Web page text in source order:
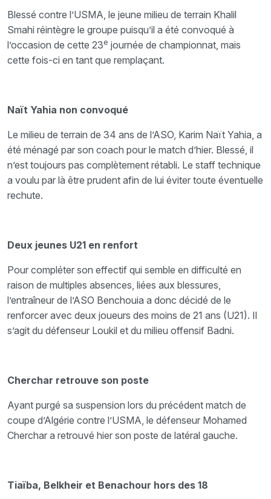
Blessé contre l’USMA, le jeune milieu de terrain Khalil
Smahi réintègre le groupe puisqu’il a été convoqué à
l’occasion de cette 23e journée de championnat, mais
cette fois-ci en tant que remplaçant.
Naït Yahia non convoqué
Le milieu de terrain de 34 ans de l’ASO, Karim Naït Yahia, a
été ménagé par son coach pour le match d’hier. Blessé, il
n’est toujours pas complètement rétabli. Le staff technique
a voulu par là être prudent afin de lui éviter toute éventuelle
rechute.
Deux jeunes U21 en renfort
Pour compléter son effectif qui semble en difficulté en
raison de multiples absences, liées aux blessures,
l’entraîneur de l’ASO Benchouia a donc décidé de le
renforcer avec deux joueurs des moins de 21 ans (U21). Il
s’agit du défenseur Loukil et du milieu offensif Badni.
Cherchar retrouve son poste
Ayant purgé sa suspension lors du précédent match de
coupe d’Algérie contre l’USMA, le défenseur Mohamed
Cherchar a retrouvé hier son poste de latéral gauche.
Tiaïba, Belkheir et Benachour hors des 18